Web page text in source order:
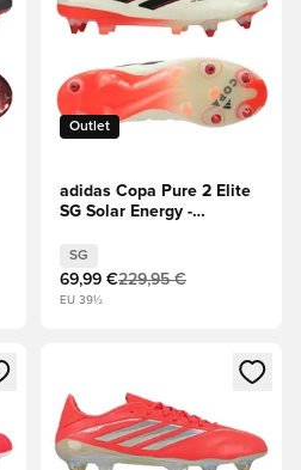
Outlet
adidas Copa Pure 2 Elite
SG Solar Energy -
Ηλιακό κόκκινο
SG
69,99 €229,95 €
EU 39½
συνδεθείτε ή να εγγραφείτε ως
Ανοίγει ένα Modal για να